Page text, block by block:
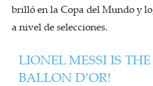
brilló en la Copa del Mundo y
a nivel de selecciones.
LIONEL MESSI IS THE
BALLON D’OR!